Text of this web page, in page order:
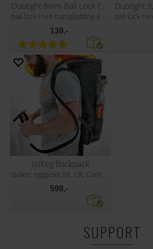
Duotight 8mm Ball Lock for øl
ball lock med hurtigkobling 8 mm (5/16")
139,-
JetKeg Backpack
599,-
SUPPORT